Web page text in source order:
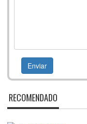
RECOMENDADO